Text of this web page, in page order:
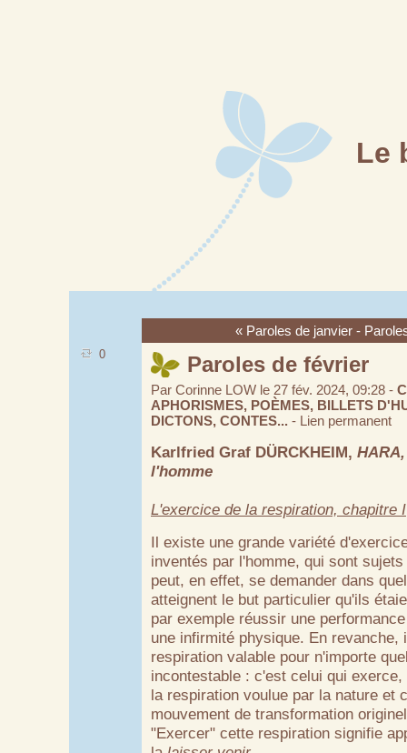
Le
« Paroles de janvier -
0 Paroles de février
Par Corinne LOW le 27 fév. 2024, 09:28 -
APHORISMES, POÈMES, BILLETS
DICTONS, CONTES... - Lien permanent
Karlfried Graf DÜRCKHEIM,
l'homme
L'exercice de la respiration, chapitre I
Il existe une grande variété
inventés par l'homme, qui sont
peut, en effet, se demander dans
atteignent le but particulier qu'ils
par exemple réussir une
une infirmité physique. En revanche,
respiration valable pour n'importe
incontestable : c'est celui qui
la respiration voulue par la nature et
mouvement de transformation
"Exercer" cette respiration signifie